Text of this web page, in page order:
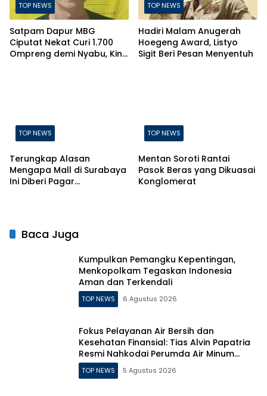
TOP NEWS
Satpam Dapur MBG
Ciputat Nekat Curi 1.700
Ompreng demi Nyabu, Kini
TOP NEWS
Hadiri Malam Anugerah
Hoegeng Award, Listyo
Sigit Beri Pesan Menyentuh
TOP NEWS
Terungkap Alasan
Mengapa Mall di Surabaya
Ini Diberi Pagar
TOP NEWS
Mentan Soroti Rantai
Pasok Beras yang Dikuasai
Konglomerat
Baca Juga
Kumpulkan Pemangku Kepentingan,
Menkopolkam Tegaskan Indonesia
Aman dan Terkendali
TOP NEWS 6 Agustus 2026
Fokus Pelayanan Air Bersih dan
Kesehatan Finansial: Tias Alvin Papatria
Resmi Nahkodai Perumda Air Minum
Surabaya
TOP NEWS 5 Agustus 2026